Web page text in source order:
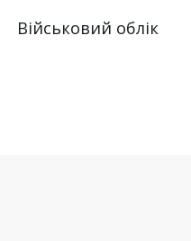
Військовий облік